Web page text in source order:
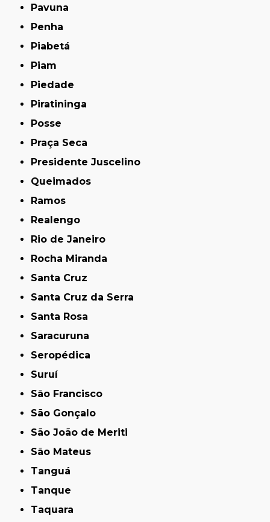
Pavuna
Penha
Piabetá
Piam
Piedade
Piratininga
Posse
Praça Seca
Presidente Juscelino
Queimados
Ramos
Realengo
Rio de Janeiro
Rocha Miranda
Santa Cruz
Santa Cruz da Serra
Santa Rosa
Saracuruna
Seropédica
Suruí
São Francisco
São Gonçalo
São João de Meriti
São Mateus
Tanguá
Tanque
Taquara